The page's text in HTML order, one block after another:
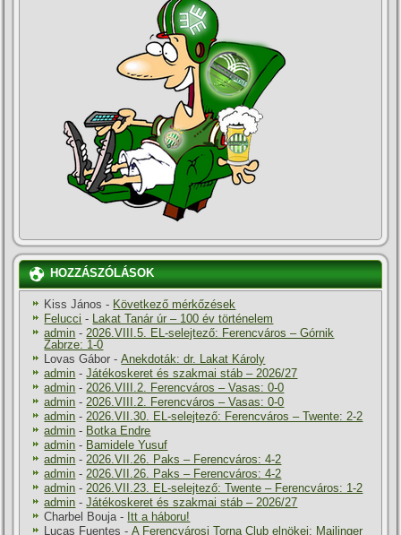
HOZZÁSZÓLÁSOK
Kiss János - Következő mérkőzések
Felucci - Lakat Tanár úr – 100 év történelem
admin -2026.VIII.5. EL-selejtező: Ferencváros – Górnik
Zabrze: 1-0
Lovas Gábor -Anekdoták: dr. Lakat Károly
admin -Játékoskeret és szakmai stáb – 2026/27
admin -2026.VIII.2. Ferencváros – Vasas: 0-0
admin -2026.VIII.2. Ferencváros – Vasas: 0-0
admin -2026.VII.30. EL-selejtező: Ferencváros – Twente: 2-2
admin - Botka Endre
admin - Bamidele Yusuf
admin -2026.VII.26. Paks – Ferencváros: 4-2
admin -2026.VII.26. Paks – Ferencváros: 4-2
admin -2026.VII.23. EL-selejtező: Twente – Ferencváros: 1-2
admin -Játékoskeret és szakmai stáb – 2026/27
Charbel Bouja- Itt a háboru!
Lucas Fuentes -A Ferencvárosi Torna Club elnökei: Mailinger